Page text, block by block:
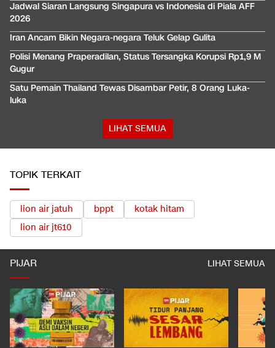
Jadwal Siaran Langsung Singapura vs Indonesia di Piala AFF
2026
Iran Ancam Bikin Negara-negara Teluk Gelap Gulita
Polisi Menang Praperadilan, Status Tersangka Korupsi Rp1,9 M
Gugur
Satu Pemain Thailand Tewas Disambar Petir, 8 Orang Luka-
luka
LIHAT SEMUA
TOPIK TERKAIT
lion air jatuh bppt
kotak hitam
lion air jt610
PIJAR LIHAT SEMUA